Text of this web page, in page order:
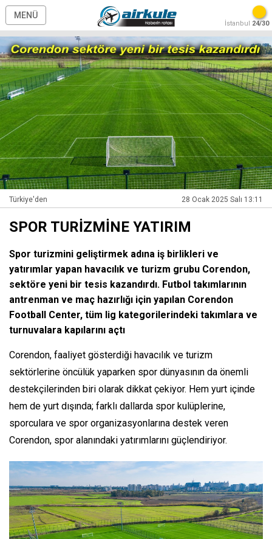
MENÜ
İstanbul 24/30
Türkiye'den 28 Ocak 2025 Salı 13:11
SPOR TURİZMİNE YATIRIM
Spor turizmini geliştirmek adına iş birlikleri ve
yatırımlar yapan havacılık ve turizm grubu Corendon,
sektöre yeni bir tesis kazandırdı. Futbol takımlarının
antrenman ve maç hazırlığı için yapılan Corendon
Football Center, tüm lig kategorilerindeki takımlara ve
turnuvalara kapılarını açtı
Corendon, faaliyet gösterdiği havacılık ve turizm
sektörlerine öncülük yaparken spor dünyasının da önemli
destekçilerinden biri olarak dikkat çekiyor. Hem yurt içinde
hem de yurt dışında; farklı dallarda spor kulüplerine,
sporculara ve spor organizasyonlarına destek veren
Corendon, spor alanındaki yatırımlarını güçlendiriyor.